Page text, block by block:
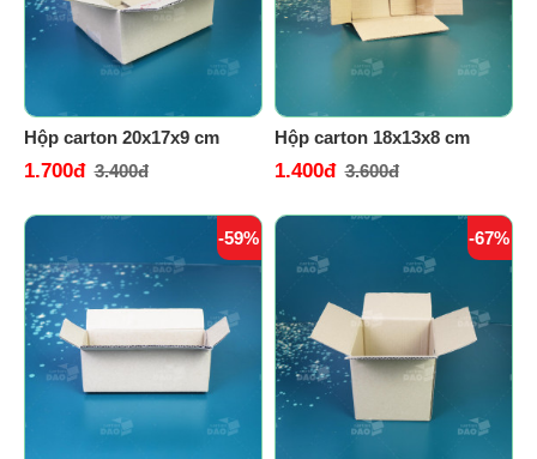
Hộp carton 20x17x9 cm
1.700đ 3.400đ
Hộp carton 18x13x8 cm
1.400đ 3.600đ
-59% -67%